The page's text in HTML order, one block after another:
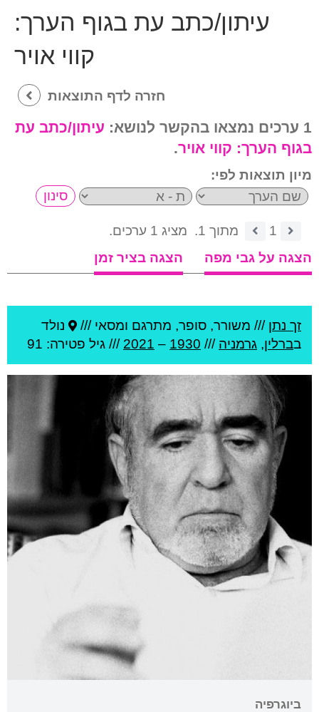
עיתון/כתב עת בגוף הערך:
קווי אויר
חזרה לדף התוצאות
1 ערכים נמצאו בהקשר לנושא:
עיתון/כתב עת
בגוף הערך: קווי אויר.
מיון תוצאות לפי:
1 מתוך 1.
מציג 1 ערכים.
הצגה על גבי מפה
הצגה בציר זמן
זך נתן /// משורר, סופר, מתרגם ומסאי ///
נולד
בברלין, גרמניה ///
1930
–
2021 /// גיל פטירה: 91
ביוגרפיה